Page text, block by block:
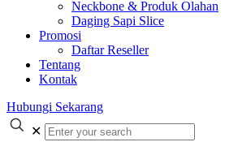
Neckbone & Produk Olahan
Daging Sapi Slice
Promosi
Daftar Reseller
Tentang
Kontak
Hubungi Sekarang
✕